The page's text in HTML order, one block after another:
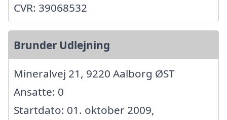
CVR: 39068532
Brunder Udlejning
Mineralvej 21, 9220 Aalborg ØST
Ansatte: 0
Startdato: 01. oktober 2009,